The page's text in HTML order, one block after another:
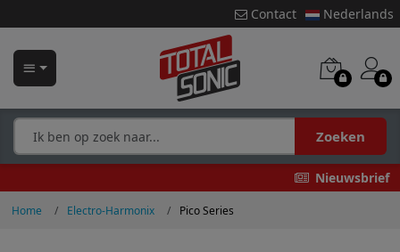
Contact Nederlands
Zoeken
Nieuwsbrief
Home Electro-Harmonix Pico Series